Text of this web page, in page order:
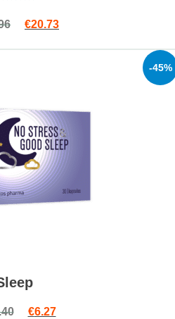
out
Original price was: €30.96.
€20.73Current price is:
-45%
Original price was: €11.40.
€6.27Current price is: €6.27.